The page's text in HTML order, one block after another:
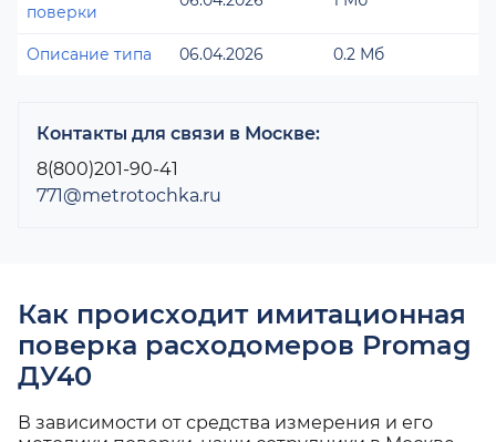
поверки
Описание типа 06.04.2026 0.2 Мб
Контакты для связи в Москве:
8(800)201-90-41
771@metrotochka.ru
Как происходит имитационная
поверка расходомеров Promag
ДУ40
В зависимости от средства измерения и его